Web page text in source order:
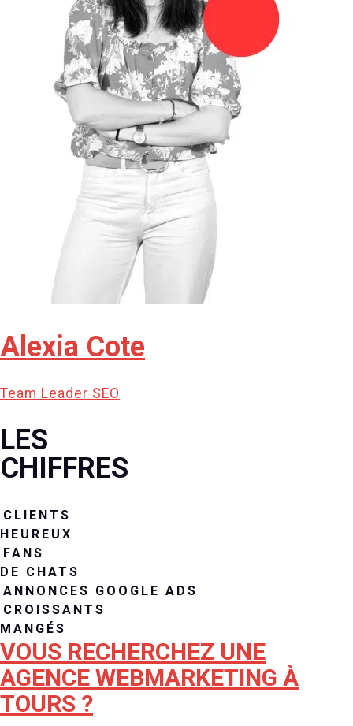
Alexia Cote
Team Leader SEO
LES
CHIFFRES
CLIENTS
HEUREUX
FANS
DE CHATS
ANNONCES GOOGLE ADS
CROISSANTS
MANGÉS
VOUS RECHERCHEZ UNE
AGENCE WEBMARKETING À
TOURS ?